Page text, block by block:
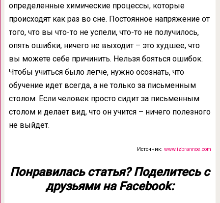
определенные химические процессы, которые
происходят как раз во сне. Постоянное напряжение от
того, что вы что-то не успели, что-то не получилось,
опять ошибки, ничего не выходит – это худшее, что
вы можете себе причинить. Нельзя бояться ошибок.
Чтобы учиться было легче, нужно осознать, что
обучение идет всегда, а не только за письменным
столом. Если человек просто сидит за письменным
столом и делает вид, что он учится – ничего полезного
не выйдет.
Источник:www.izbrannoe.com
Понравилась статья? Поделитесь с
друзьями на Facebook: